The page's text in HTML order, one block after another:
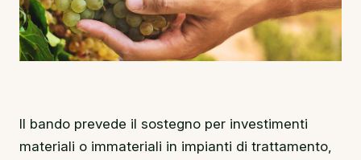
Il bando prevede il sostegno per investimenti
materiali o immateriali in impianti di trattamento,